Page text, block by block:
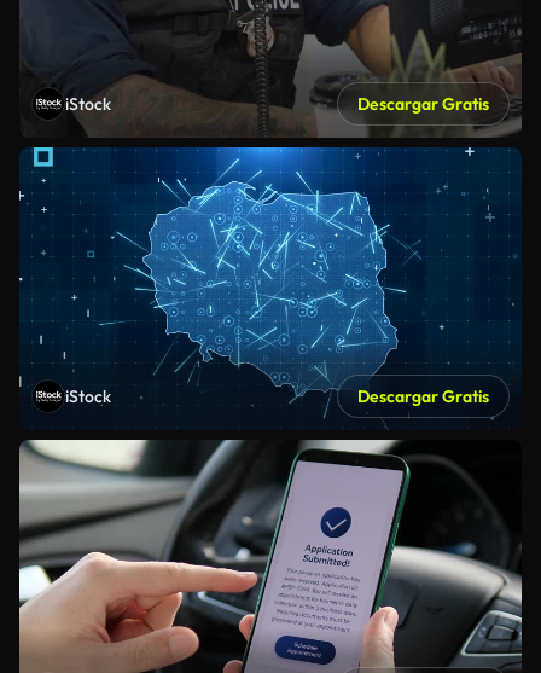
iStock Descargar Gratis
iStock Descargar Gratis